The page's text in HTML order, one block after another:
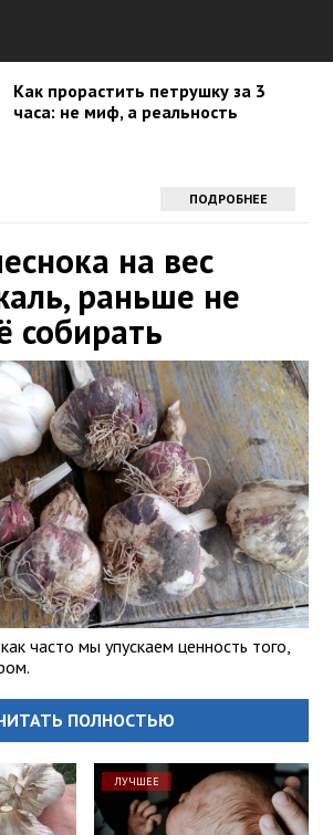
Как прорастить петрушку за 3
часа: не миф, а реальность
ПОДРОБНЕЕ
на вес
раньше не
собирать
часто мы упускаем ценность того,
ПОЛНОСТЬЮ
ЛУЧШЕЕ